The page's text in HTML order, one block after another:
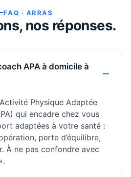
FAQ · ARRAS
nos réponses.
APA à domicile à
Physique Adaptée
qui encadre chez vous
adaptées à votre santé :
perte d’équilibre,
À ne pas confondre avec